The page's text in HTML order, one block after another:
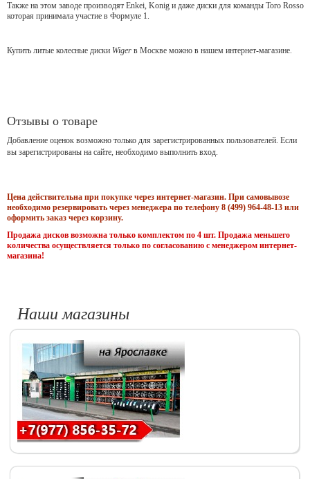
Также на этом заводе производят Enkei, Konig и даже диски для команды Toro Rosso
которая принимала участие в Формуле 1.
Купить литые колесные диски Wiger в Москве можно в нашем интернет-магазине.
Отзывы о товаре
Добавление оценок возможно только для зарегистрированных пользователей. Если
вы зарегистрированы на сайте, необходимо выполнить вход.
Цена действительна при покупке через интернет-магазин. При самовывозе
необходимо резервировать через менеджера по телефону 8 (499) 964-48-13 или
оформить заказ через корзину.
Продажа дисков возможна только комплектом по 4 шт. Продажа меньшего
количества осуществляется только по согласованию с менеджером интернет-
магазина!
Наши магазины